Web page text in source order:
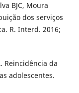
BJC, Moura
dos serviços
R. Interd. 2016;
Reincidência da
adolescentes.